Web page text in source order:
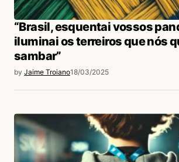
“Brasil, esquentai vossos
iluminai os terreiros que nós
sambar”
by Jaime Troiano18/03/2025